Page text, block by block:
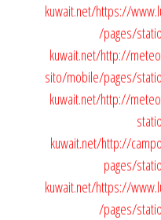
kuwait.net/https://
/pages/
kuwait.net/http://
sito/mobile/pages/
kuwait.net/http://
kuwait.net/http://
pages/
kuwait.net/https://
/pages/